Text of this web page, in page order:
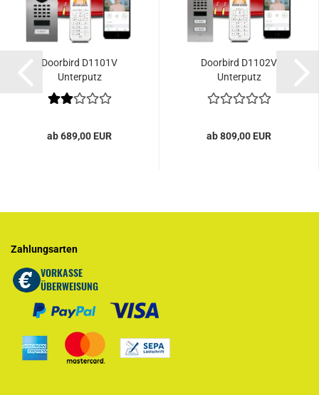
Doorbird D1101V
Unterputz
ab 689,00 EUR
Doorbird D1102V
Unterputz
ab 809,00 EUR
Zahlungsarten